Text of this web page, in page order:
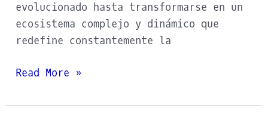
evolucionado hasta transformarse en un
ecosistema complejo y dinámico que
redefine constantemente la
Read More »